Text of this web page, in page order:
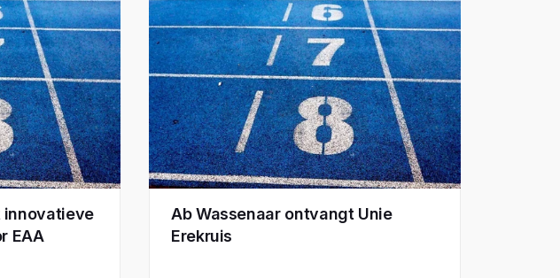
innovatieve
EAA
Ab Wassenaar ontvangt Unie
Erekruis